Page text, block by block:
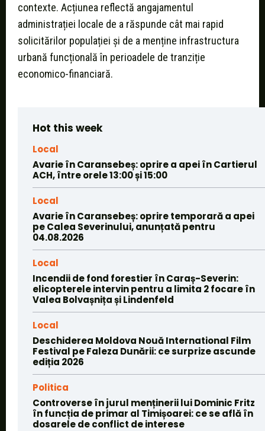
contexte. Acțiunea reflectă angajamentul
administrației locale de a răspunde cât mai rapid
solicitărilor populației și de a menține infrastructura
urbană funcțională în perioadele de tranziție
economico-financiară.
Hot this week
Local
Avarie în Caransebeș: oprire a apei în Cartierul
ACH, între orele 13:00 și 15:00
Local
Avarie în Caransebeș: oprire temporară a apei
pe Calea Severinului, anunțată pentru
04.08.2026
Local
Incendii de fond forestier în Caraș-Severin:
elicopterele intervin pentru a limita 2 focare în
Valea Bolvașnița și Lindenfeld
Local
Deschiderea Moldova Nouă International Film
Festival pe Faleza Dunării: ce surprize ascunde
ediția 2026
Politica
Controverse în jurul menținerii lui Dominic Fritz
în funcția de primar al Timișoarei: ce se află în
dosarele de conflict de interese